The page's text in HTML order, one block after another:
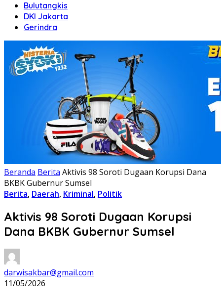
Bulutangkis
DKI Jakarta
Gerindra
Beranda Berita Aktivis 98 Soroti Dugaan Korupsi Dana
BKBK Gubernur Sumsel
Berita, Daerah, Kriminal, Politik
Aktivis 98 Soroti Dugaan Korupsi
Dana BKBK Gubernur Sumsel
darwisakbar@gmail.com
11/05/2026